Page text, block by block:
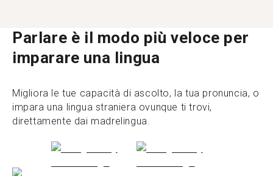
Parlare è il modo più veloce per
imparare una lingua
Migliora le tue capacità di ascolto, la tua pronuncia, o
impara una lingua straniera ovunque ti trovi,
direttamente dai madrelingua.